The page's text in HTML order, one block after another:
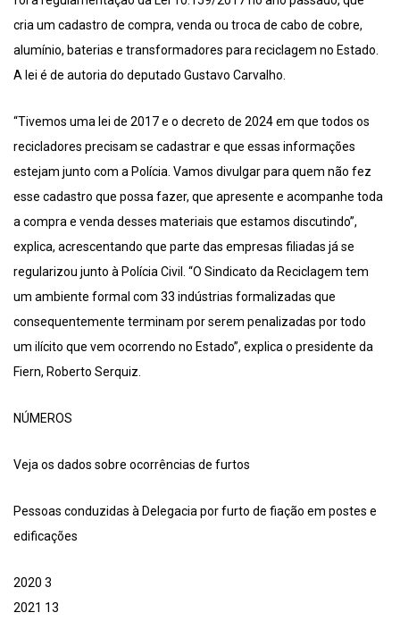
cria um cadastro de compra, venda ou troca de cabo de cobre,
alumínio, baterias e transformadores para reciclagem no Estado.
A lei é de autoria do deputado Gustavo Carvalho.
“Tivemos uma lei de 2017 e o decreto de 2024 em que todos os
recicladores precisam se cadastrar e que essas informações
estejam junto com a Polícia. Vamos divulgar para quem não fez
esse cadastro que possa fazer, que apresente e acompanhe toda
a compra e venda desses materiais que estamos discutindo”,
explica, acrescentando que parte das empresas filiadas já se
regularizou junto à Polícia Civil. “O Sindicato da Reciclagem tem
um ambiente formal com 33 indústrias formalizadas que
consequentemente terminam por serem penalizadas por todo
um ilícito que vem ocorrendo no Estado”, explica o presidente da
Fiern, Roberto Serquiz.
NÚMEROS
Veja os dados sobre ocorrências de furtos
Pessoas conduzidas à Delegacia por furto de fiação em postes e
edificações
2020 3
2021 13